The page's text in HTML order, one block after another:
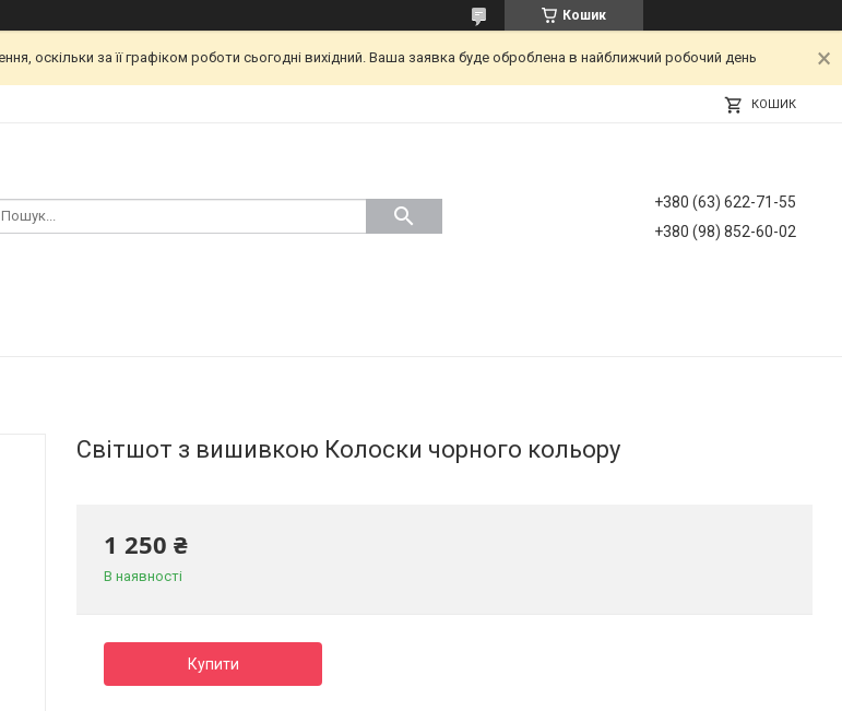
Кошик
оскільки за її графіком роботи сьогодні вихідний. Ваша заявка буде оброблена в найближчий робочий день
КОШИК
+380 (63) 622-71-55
+380 (98) 852-60-02
Світшот з вишивкою Колоски чорного кольору
1 250 ₴
В наявності
Купити